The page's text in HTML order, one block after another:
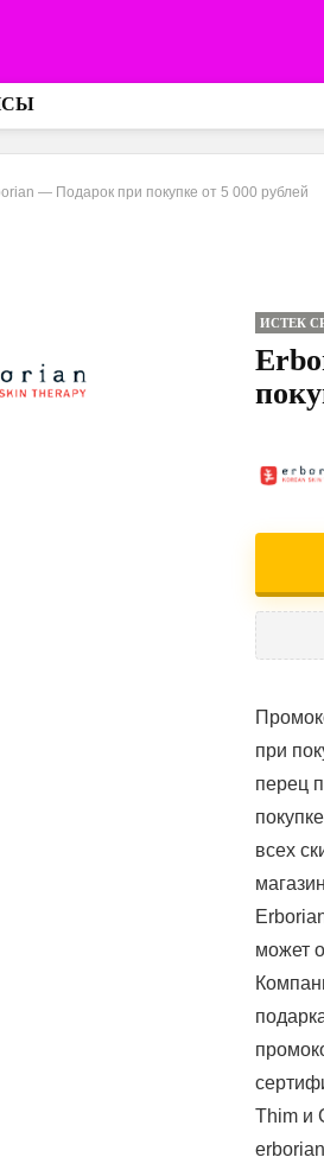
— Подарок при покупке от 5 000 рублей
ИСТЕК
при
перец
всех
может
Thim и